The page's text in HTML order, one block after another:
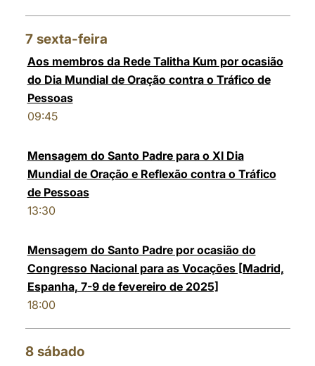
7 sexta-feira
Aos membros da Rede Talitha Kum por ocasião
do Dia Mundial de Oração contra o Tráfico de
Pessoas
09:45
Mensagem do Santo Padre para o XI Dia
Mundial de Oração e Reflexão contra o Tráfico
de Pessoas
13:30
Mensagem do Santo Padre por ocasião do
Congresso Nacional para as Vocações [Madrid,
Espanha, 7-9 de fevereiro de 2025]
18:00
8 sábado